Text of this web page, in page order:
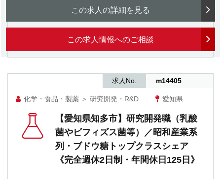
この求人の詳細を見る
この求人情報へのご相談
化学・食品・製薬 ＞ 研究開発・R&D 愛知県
求人No. m14405
【愛知県知多市】研究開発職（乳酸
菌やビフィズス菌等）／昭和産業系
列・ブドウ糖トップクラスシェア
《完全週休2日制・年間休日125日》